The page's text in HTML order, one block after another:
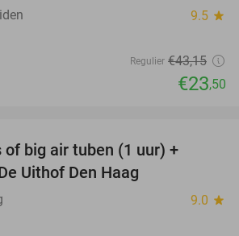
9.5 star
Regulier €43,15
€23,50
of big air tuben (1 uur) +
Uithof Den Haag
9.0 star